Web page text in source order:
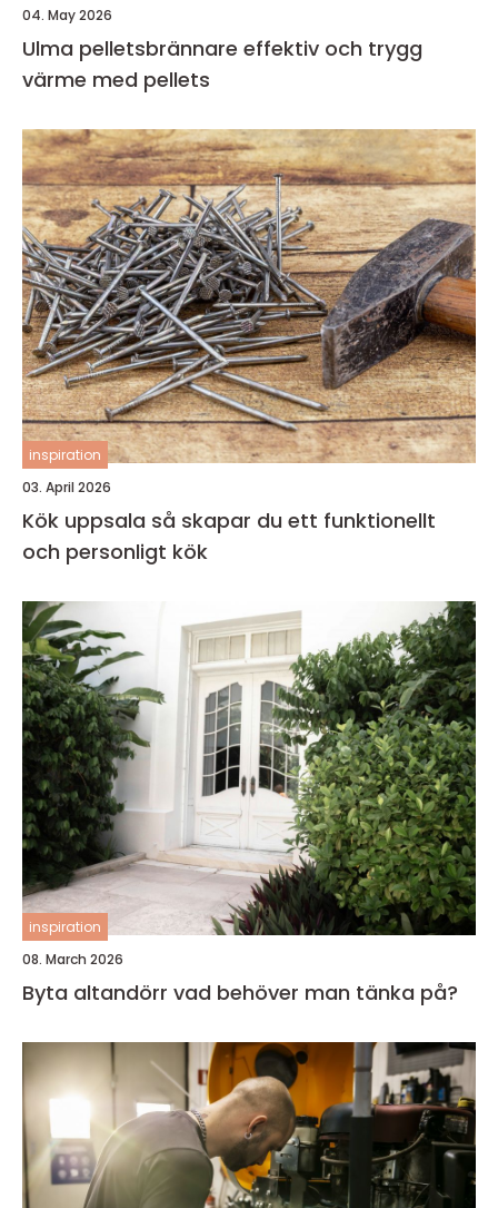
04. May 2026
Ulma pelletsbrännare effektiv och trygg
värme med pellets
inspiration
03. April 2026
Kök uppsala så skapar du ett funktionellt
och personligt kök
inspiration
08. March 2026
Byta altandörr vad behöver man tänka på?